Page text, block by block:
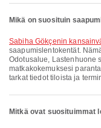
Mikä on suosituin
Sabiha Gökçenin
saapumislentokentät.
Odotusalue, Lastenhuone
matkakokemuksesi
tarkat tiedot tiloista ja
Mitkä ovat suosituimmat